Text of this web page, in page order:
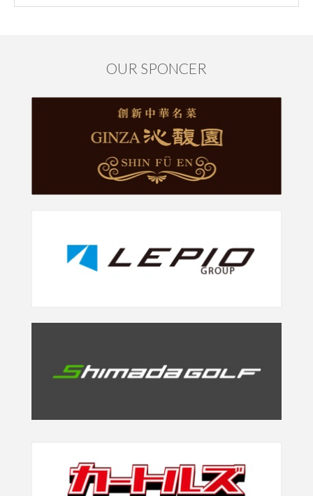
OUR SPONCER